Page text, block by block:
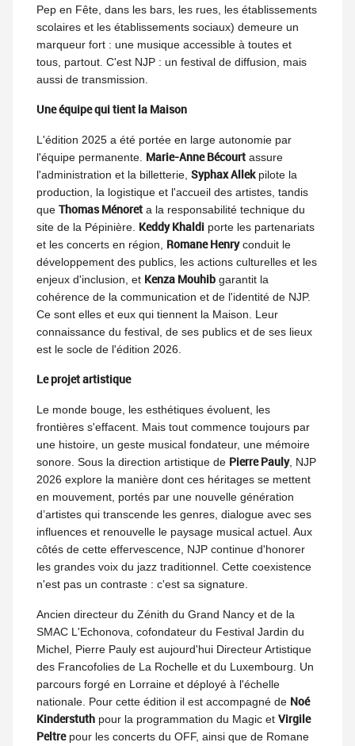
Pep en Fête, dans les bars, les rues, les établissements
scolaires et les établissements sociaux) demeure un
marqueur fort : une musique accessible à toutes et
tous, partout. C'est NJP : un festival de diffusion, mais
aussi de transmission.
Une équipe qui tient la Maison
L'édition 2025 a été portée en large autonomie par
l'équipe permanente. Marie-Anne Bécourt assure
l'administration et la billetterie, Syphax Allekpilote la
production, la logistique et l'accueil des artistes, tandis
que Thomas Ménoret a la responsabilité technique du
site de la Pépinière. Keddy Khaldi porte les partenariats
et les concerts en région, Romane Henryconduit le
développement des publics, les actions culturelles et les
enjeux d'inclusion, et Kenza Mouhib garantit la
cohérence de la communication et de l'identité de NJP.
Ce sont elles et eux qui tiennent la Maison. Leur
connaissance du festival, de ses publics et de ses lieux
est le socle de l'édition 2026.
Le projet artistique
Le monde bouge, les esthétiques évoluent, les
frontières s'effacent. Mais tout commence toujours par
une histoire, un geste musical fondateur, une mémoire
sonore. Sous la direction artistique de Pierre Pauly, NJP
2026 explore la manière dont ces héritages se mettent
en mouvement, portés par une nouvelle génération
d’artistes qui transcende les genres, dialogue avec ses
influences et renouvelle le paysage musical actuel. Aux
côtés de cette effervescence, NJP continue d'honorer
les grandes voix du jazz traditionnel. Cette coexistence
n'est pas un contraste : c'est sa signature.
Ancien directeur du Zénith du Grand Nancy et de la
SMAC L'Echonova, cofondateur du Festival Jardin du
Michel, Pierre Pauly est aujourd'hui Directeur Artistique
des Francofolies de La Rochelle et du Luxembourg. Un
parcours forgé en Lorraine et déployé à l'échelle
nationale. Pour cette édition il est accompagné de Noé
Kinderstuth pour la programmation du Magic et Virgile
Peltrepour les concerts du OFF, ainsi que de Romane